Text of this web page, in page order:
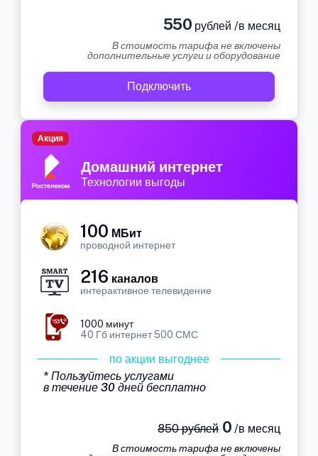
550 рублей /в месяц
В стоимость тарифа не включены
дополнительные услуги и оборудование
Подключить
Домашний интернет
Технологии выгоды
Акция
100 МБит
проводной интернет
216 каналов
интерактивное телевидение
1000 минут
40 Гб интернет 500 СМС
по акции выгоднее
* Пользуйтесь услугами
в течение 30 дней бесплатно
850 рублей0 /в месяц
В стоимость тарифа не включены